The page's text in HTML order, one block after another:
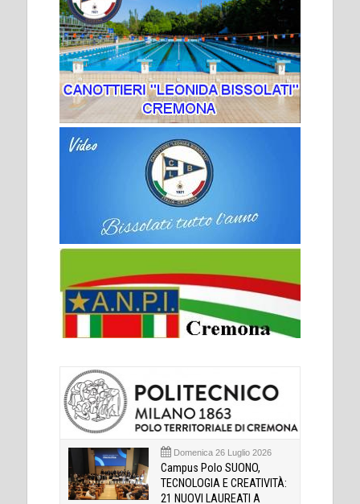
Domenica 26 Luglio 2026
Campus Polo SUONO,
TECNOLOGIA E CREATIVITÀ:
21 NUOVI LAUREATI A